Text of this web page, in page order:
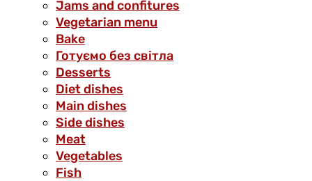
Jams and confitures
Vegetarian menu
Bake
Готуємо без світла
Desserts
Diet dishes
Main dishes
Side dishes
Meat
Vegetables
Fish